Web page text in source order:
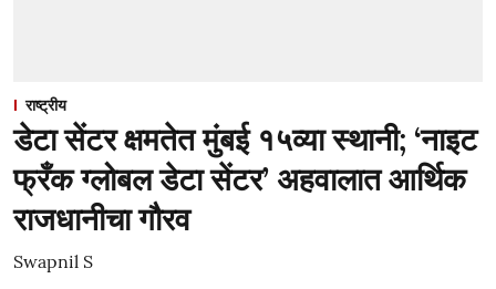
राष्ट्रीय
डेटा सेंटर क्षमतेत मुंबई १५व्या स्थानी; ‘नाइट
फ्रँक ग्लोबल डेटा सेंटर’ अहवालात आर्थिक
राजधानीचा गौरव
Swapnil S